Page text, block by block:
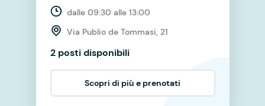
dalle 09:30 alle 13:00
Via Publio de Tommasi, 21
2 posti disponibili
Scopri di più e prenotati